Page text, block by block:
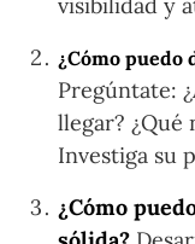
¿Cómo
Pregúntate:
llegar? ¿Qué
Investiga su
¿Cómo